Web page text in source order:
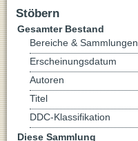
Stöbern
Gesamter Bestand
Bereiche & Sammlungen
Erscheinungsdatum
Autoren
Titel
DDC-Klassifikation
Diese Sammlung